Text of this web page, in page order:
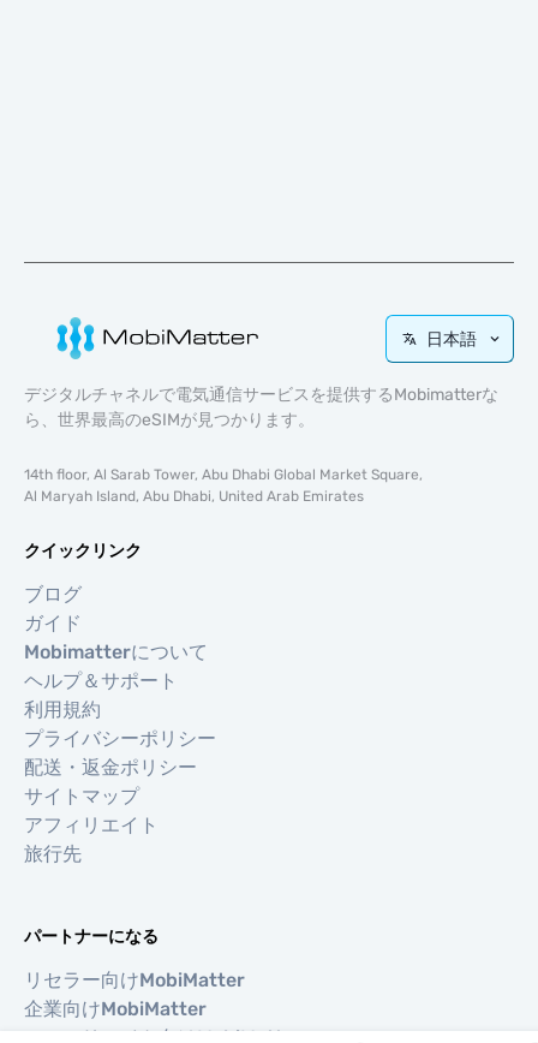
日本語
デジタルチャネルで電気通信サービスを提供するMobimatterな
ら、世界最高のeSIMが見つかります。
14th floor, Al Sarab Tower, Abu Dhabi Global Market Square,
Al Maryah Island, Abu Dhabi, United Arab Emirates
クイックリンク
ブログ
ガイド
Mobimatterについて
ヘルプ＆サポート
利用規約
プライバシーポリシー
配送・返金ポリシー
サイトマップ
アフィリエイト
旅行先
パートナーになる
リセラー向けMobiMatter
企業向けMobiMatter
アフィリエイト向けMobiMatter